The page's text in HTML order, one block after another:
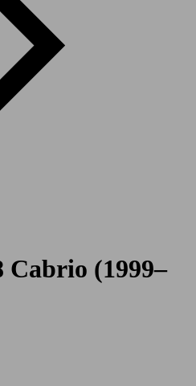
Cabrio (1999–